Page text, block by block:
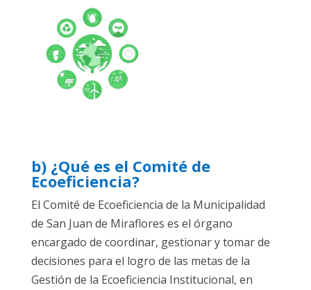
b) ¿Qué es el Comité de
Ecoeficiencia?
El Comité de Ecoeficiencia de la Municipalidad
de San Juan de Miraflores es el órgano
encargado de coordinar, gestionar y tomar de
decisiones para el logro de las metas de la
Gestión de la Ecoeficiencia Institucional, en